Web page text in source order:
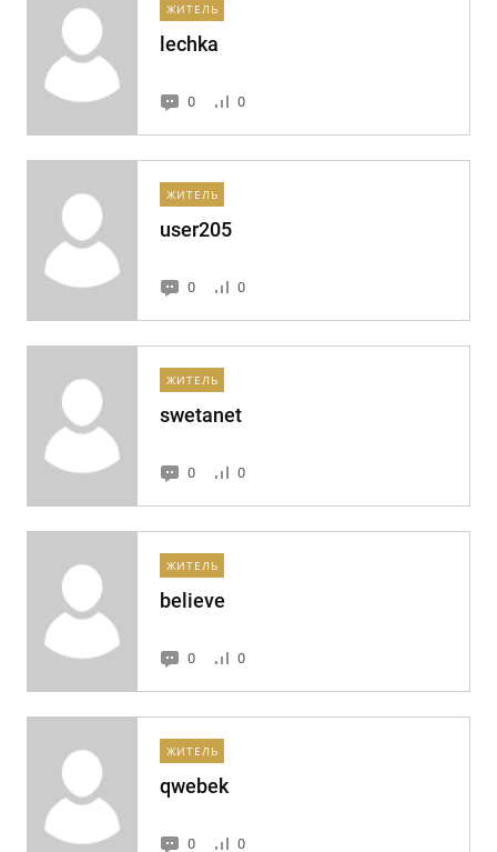
ЖИТЕЛЬ
lechka
0 0
ЖИТЕЛЬ
user205
0 0
ЖИТЕЛЬ
swetanet
0 0
ЖИТЕЛЬ
believe
0 0
ЖИТЕЛЬ
qwebek
0 0